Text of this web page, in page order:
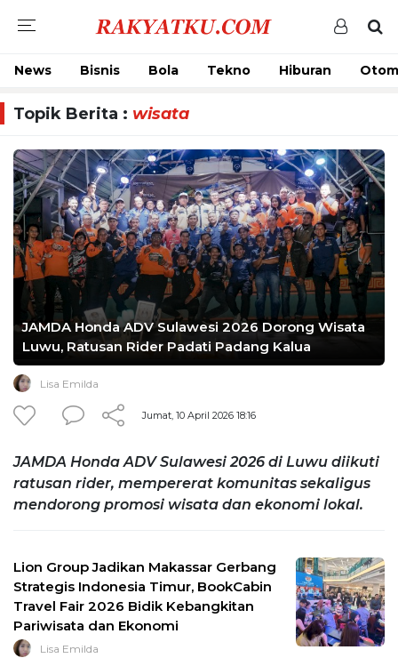
News Bisnis Bola Tekno Hiburan
Topik Berita : wisata
JAMDA Honda ADV Sulawesi 2026 Dorong Wisata
Luwu, Ratusan Rider Padati Padang Kalua
Lisa Emilda
Jumat, 10 April 2026 18:16
JAMDA Honda ADV Sulawesi 2026 di Luwu diikuti
ratusan rider, mempererat komunitas sekaligus
mendorong promosi wisata dan ekonomi lokal.
Lion Group Jadikan Makassar Gerbang
Strategis Indonesia Timur, BookCabin
Travel Fair 2026 Bidik Kebangkitan
Pariwisata dan Ekonomi
Lisa Emilda